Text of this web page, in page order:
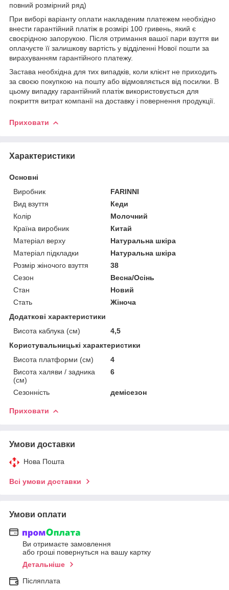
повний розмірний ряд)
При виборі варіанту оплати накладеним платежем необхідно
внести гарантійний платіж в розмірі 100 гривень, який є
своєрідною запорукою. Після отримання вашої пари взуття ви
оплачуєте її залишкову вартість у відділенні Нової пошти за
вирахуванням гарантійного платежу.
Застава необхідна для тих випадків, коли клієнт не приходить
за своєю покупкою на пошту або відмовляється від посилки. В
цьому випадку гарантійний платіж використовується для
покриття витрат компанії на доставку і повернення продукції.
Приховати
Характеристики
Основні
Виробник
FARINNI
Вид взуття
Кеди
Колір
Молочний
Країна виробник
Китай
Матеріал верху
Натуральна шкіра
Матеріал підкладки
Натуральна шкіра
Розмір жіночого взуття
38
Сезон
Весна/Осінь
Стан
Новий
Стать
Жіноча
Додаткові характеристики
Висота каблука (см)
4,5
Користувальницькі характеристики
Висота платформи (см)
4
Висота халяви / задника
(см)
6
Сезонність демісезон
Приховати
Умови доставки
Нова Пошта
Всі умови доставки
Умови оплати
Ви отримаєте замовлення
або гроші повернуться на вашу картку
Детальніше
Післяплата